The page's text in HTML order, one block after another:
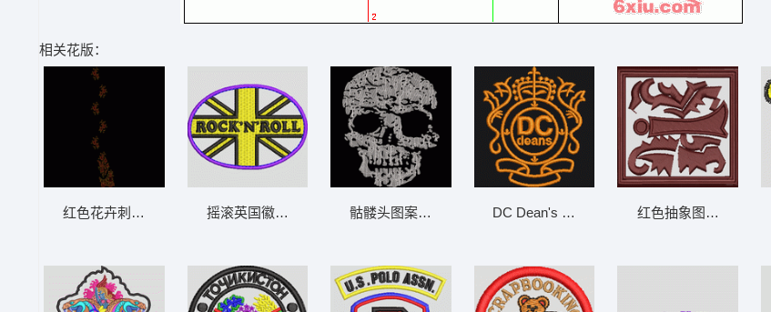
相关花版：
红色花卉刺绣图案 简单花摇滚英国徽章 章仔 骷髅头图案设计 骷髅 DC Dean's 标志徽章 章仔红色抽象图案刺绣 章仔